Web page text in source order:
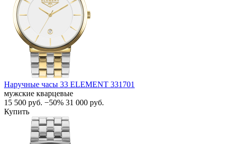
Наручные часы 33 ELEMENT 331701
мужские кварцевые
15 500 руб. −50% 31 000 руб.
Купить